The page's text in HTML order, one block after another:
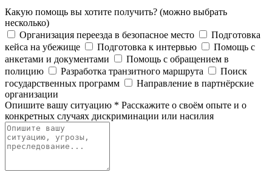
Какую помощь вы хотите получить? (можно выбрать
несколько)
Организация переезда в безопасное место
Подготовка
кейса на убежище
Подготовка к интервью
Помощь с
анкетами и документами
Помощь с обращением в
полицию
Разработка транзитного маршрута
Поиск
государственных программ
Направление в партнёрские
организации
Опишите вашу ситуацию * Расскажите о своём опыте и о
конкретных случаях дискриминации или насилия